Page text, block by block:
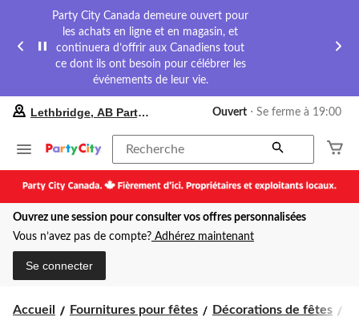
Party City Canada demeure ouvert pour
les achats en ligne et en magasin, et
continuera d’offrir aux Canadiens tout
ce dont ils ont besoin pour célébrer les
événements de leur vie.
préféré
Lethbridge,
Party
City,
courament
Ouvert,
cliquer
Lethbridge, AB Party City Ouvert ⋅ Se ferme à 19:00
Recherche
Ouvrez une session pour consulter vos offres personnalisées
Vous n’avez pas de compte? Adhérez maintenant
Se connecter
Accueil Fournitures pour fêtes Décorations de fêtes